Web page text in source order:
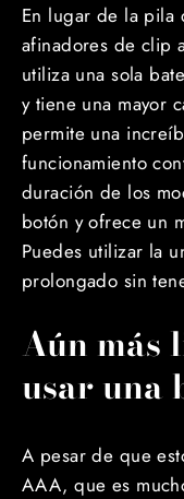
En lugar de la pila
afinadores de clip
utiliza una sola
y tiene una mayor
permite una
funcionamiento
duración de los
botón y ofrece un
Puedes utilizar la
prolongado sin
Aún más
usar una
A pesar de que
AAA, que es